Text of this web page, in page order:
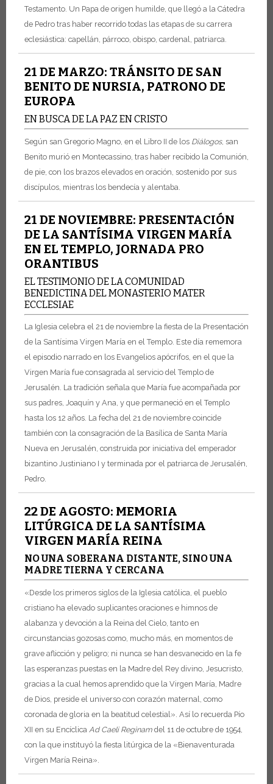
Testamento. Un Papa de origen humilde, que llegó a la Cátedra
de Pedro tras haber recorrido todas las etapas de su carrera
eclesiástica: capellán, párroco, obispo, cardenal, patriarca.
21 DE MARZO: TRÁNSITO DE SAN
BENITO DE NURSIA, PATRONO DE
EUROPA
EN BUSCA DE LA PAZ EN CRISTO
Según san Gregorio Magno, en el Libro II de los Diálogos, san
Benito murió en Montecassino, tras haber recibido la Comunión,
de pie, con los brazos elevados en oración, sostenido por sus
discípulos, mientras los bendecía y alentaba.
21 DE NOVIEMBRE: PRESENTACIÓN
DE LA SANTÍSIMA VIRGEN MARÍA
EN EL TEMPLO, JORNADA PRO
ORANTIBUS
EL TESTIMONIO DE LA COMUNIDAD
BENEDICTINA DEL MONASTERIO MATER
ECCLESIAE
La Iglesia celebra el 21 de noviembre la fiesta de la Presentación
de la Santísima Virgen María en el Templo. Este día rememora
el episodio narrado en los Evangelios apócrifos, en el que la
Virgen María fue consagrada al servicio del Templo de
Jerusalén. La tradición señala que María fue acompañada por
sus padres, Joaquín y Ana, y que permaneció en el Templo
hasta los 12 años. La fecha del 21 de noviembre coincide
también con la consagración de la Basílica de Santa María
Nueva en Jerusalén, construida por iniciativa del emperador
bizantino Justiniano I y terminada por el patriarca de Jerusalén,
Pedro.
22 DE AGOSTO: MEMORIA
LITÚRGICA DE LA SANTÍSIMA
VIRGEN MARÍA REINA
NO UNA SOBERANA DISTANTE, SINO UNA
MADRE TIERNA Y CERCANA
«Desde los primeros siglos de la Iglesia católica, el pueblo
cristiano ha elevado suplicantes oraciones e himnos de
alabanza y devoción a la Reina del Cielo, tanto en
circunstancias gozosas como, mucho más, en momentos de
grave aflicción y peligro; ni nunca se han desvanecido en la fe
las esperanzas puestas en la Madre del Rey divino, Jesucristo,
gracias a la cual hemos aprendido que la Virgen María, Madre
de Dios, preside el universo con corazón maternal, como
coronada de gloria en la beatitud celestial». Así lo recuerda Pío
XII en su Encíclica Ad Caeli Reginam del 11 de octubre de 1954,
con la que instituyó la fiesta litúrgica de la «Bienaventurada
Virgen María Reina».